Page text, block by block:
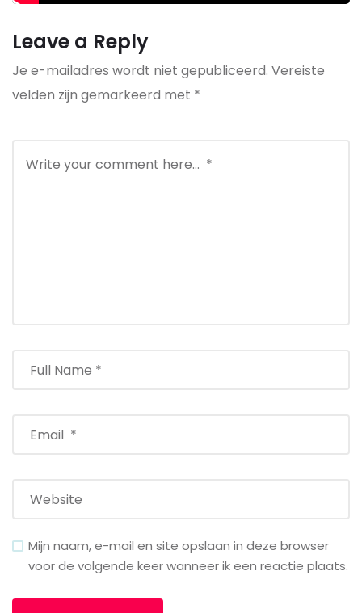
Leave a Reply
Je e-mailadres wordt niet gepubliceerd. Vereiste
velden zijn gemarkeerd met *
Mijn naam, e-mail en site opslaan in deze browser
voor de volgende keer wanneer ik een reactie plaats.